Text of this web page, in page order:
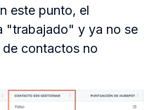
este punto, el
"trabajado" y ya no se
de contactos no